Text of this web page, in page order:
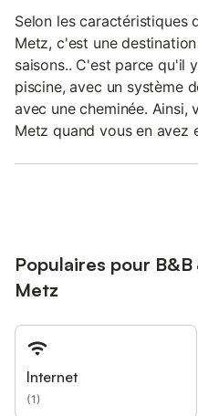
Selon les caractéristiques
Metz, c'est une
saisons.. C'est parce qu'il
piscine, avec un système
avec une cheminée.
Metz quand vous en avez
Populaires pour
Metz
Internet
(1)